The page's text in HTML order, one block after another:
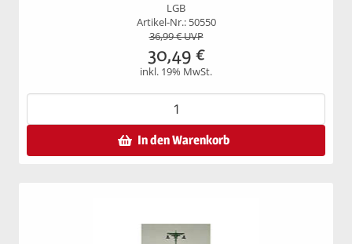
LGB
Artikel-Nr.: 50550
36,99€ UVP
30,49 €
inkl. 19% MwSt.
In den Warenkorb